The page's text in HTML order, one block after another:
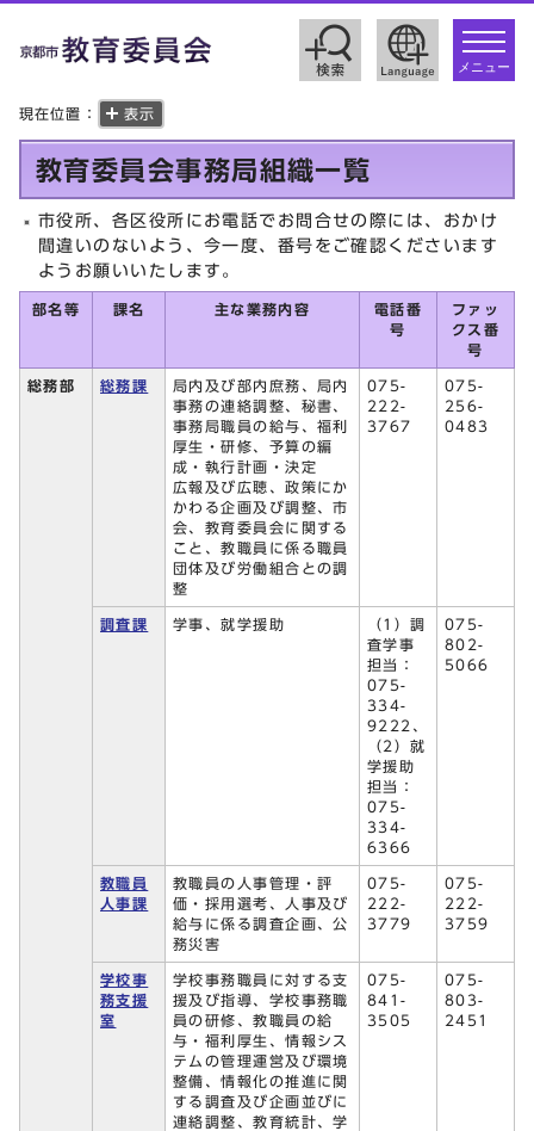
toggle
メニュー
現在位置： 表示
教育委員会事務局組織一覧
市役所、各区役所にお電話でお問合せの際には、おかけ
間違いのないよう、今一度、番号をご確認くださいます
ようお願いいたします。
部名等 課名 主な業務内容
電話番
号
ファッ
クス番
号
総務部 総務課
局内及び部内庶務、局内
事務の連絡調整、秘書、
事務局職員の給与、福利
厚生・研修、予算の編
成・執行計画・決定
広報及び広聴、政策にか
かわる企画及び調整、市
会、教育委員会に関する
こと、教職員に係る職員
団体及び労働組合との調
整
075-
222-
3767
075-
256-
0483
調査課 学事、就学援助
（1）調
査学事
担当：
075-
334-
9222、
（2）就
学援助
担当：
075-
334-
6366
075-
802-
5066
教職員
人事課
教職員の人事管理・評
価・採用選考、人事及び
給与に係る調査企画、公
務災害
075-
222-
3779
075-
222-
3759
学校事
務支援
室
学校事務職員に対する支
援及び指導、学校事務職
員の研修、教職員の給
与・福利厚生、情報シス
テムの管理運営及び環境
整備、情報化の推進に関
する調査及び企画並びに
連絡調整、教育統計、学
075-
841-
3505
075-
803-
2451